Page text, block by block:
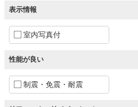
表示情報
室内写真付
性能が良い
制震・免震・耐震